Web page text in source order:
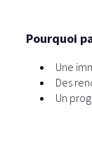
Pourquoi
Une
Des
Un